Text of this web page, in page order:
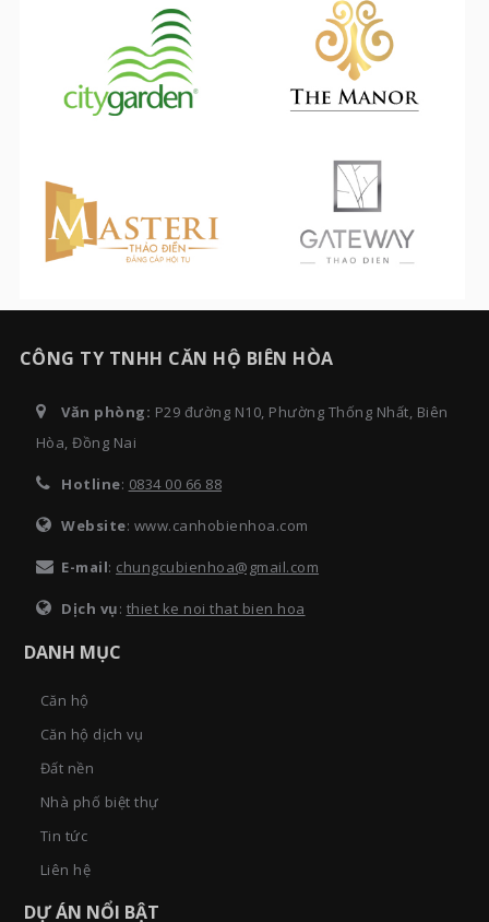
CÔNG TY TNHH CĂN HỘ BIÊN HÒA
Văn phòng: P29 đường N10, Phường Thống Nhất, Biên
Hòa, Đồng Nai
Hotline: 0834 00 66 88
Website: www.canhobienhoa.com
E-mail: chungcubienhoa@gmail.com
Dịch vụ: thiet ke noi that bien hoa
DANH MỤC
Căn hộ
Căn hộ dịch vụ
Đất nền
Nhà phố biệt thự
Tin tức
Liên hệ
DỰ ÁN NỔI BẬT